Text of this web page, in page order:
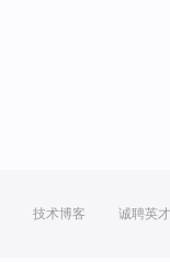
技术博客 诚聘英才